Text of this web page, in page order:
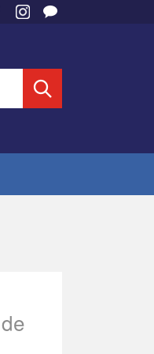
CEF-2023